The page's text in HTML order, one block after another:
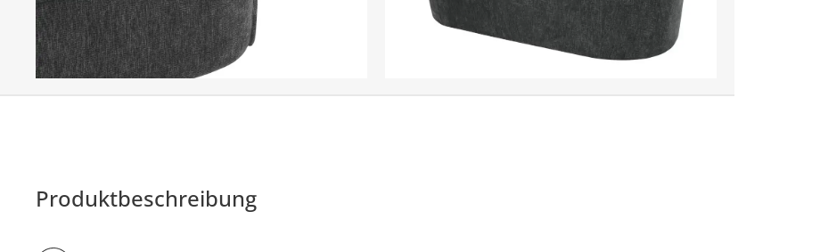
Produktbeschreibung